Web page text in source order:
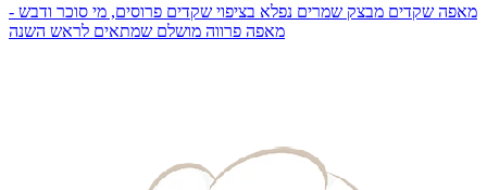
מאפה שקדים מבצק שמרים נפלא בציפוי שקדים פרוסים, מי סוכר ודבש -
מאפה פרווה מושלם שמתאים לראש השנה